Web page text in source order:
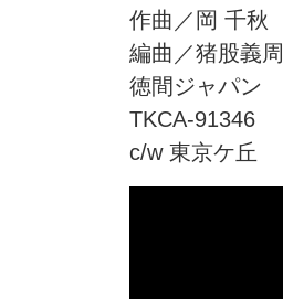
作曲／岡 千秋
編曲／猪股義周
徳間ジャパン
TKCA-91346
c/w 東京ケ丘